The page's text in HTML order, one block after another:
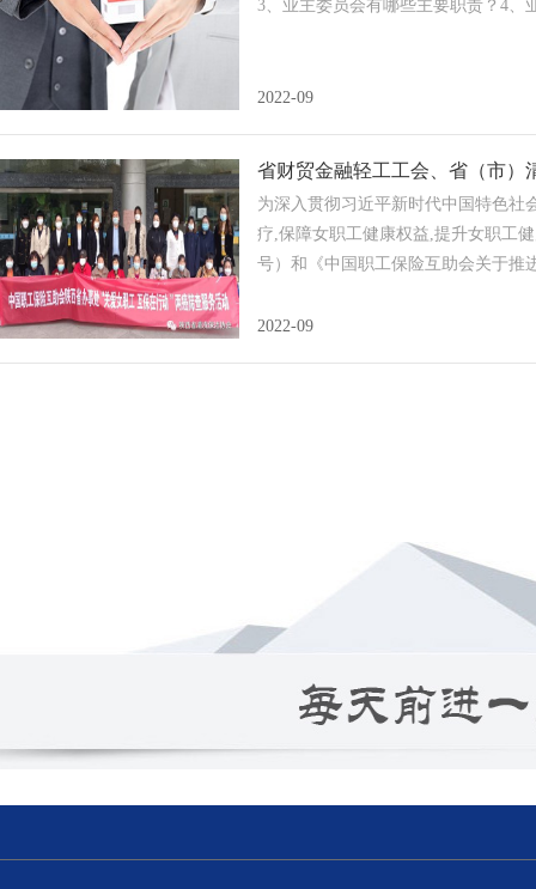
3、业主委员会有哪些主要职责？4、
2022-09
省财贸金融轻工工会、省（市）
为深入贯彻习近平新时代中国特色社
疗,保障女职工健康权益,提升女职工
号）和《中国职工保险互助会关于推
2022-09